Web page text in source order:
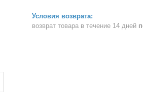
возврат товара в течение 14 дней